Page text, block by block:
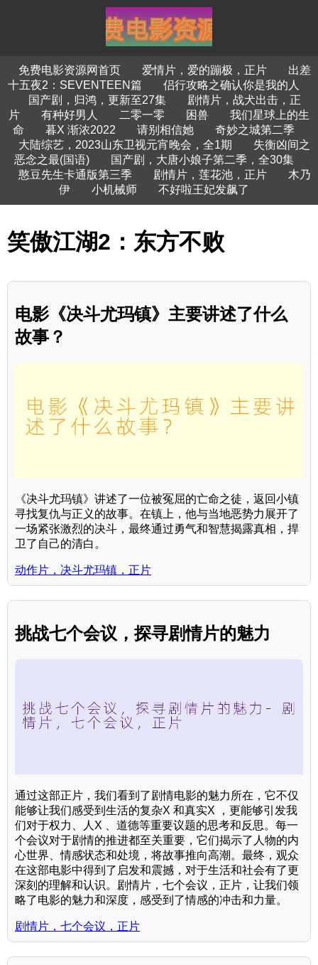
免费电影资源网首页 爱情片，爱的蹦极，正片
出差
十五夜2：SEVENTEEN篇
侣行攻略之确认你是我的人
国产剧，归鸿，更新至27集
剧情片，战犬出击，正
片
有种好男人 二零一零 困兽
我们星球上的生
命
暮X 渐浓2022 请别相信她
奇妙之城第二季
大陆综艺，2023山东卫视元宵晚会，全1期
失衡凶间之
恶念之最(国语)
国产剧，大唐小娘子第二季，全30集
憨豆先生卡通版第三季
剧情片，莲花池，正片
木乃
伊
小机械师 不好啦王妃发飙了
笑傲江湖2：东方不败
电影《决斗尤玛镇》主要讲述了什么
故事？
《决斗尤玛镇》讲述了一位被冤屈的亡命之徒，返回小镇
寻找复仇与正义的故事。在镇上，他与当地恶势力展开了
一场紧张激烈的决斗，最终通过勇气和智慧揭露真相，捍
卫了自己的清白。
动作片，决斗尤玛镇，正片
挑战七个会议，探寻剧情片的魅力
通过这部正片，我们看到了剧情电影的魅力所在，它不仅
能够让我们感受到生活的复杂X 和真实X ，更能够引发我
们对于权力、人X 、道德等重要议题的思考和反思。每一
个会议对于剧情的推进都至关重要，它们揭示了人物的内
心世界、情感状态和处境，将故事推向高潮。最终，观众
在这部电影中得到了启发和震撼，对于生活和社会有了更
深刻的理解和认识。剧情片，七个会议，正片，让我们领
略了电影的魅力和深度，感受到了情感的冲击和力量。
剧情片，七个会议，正片